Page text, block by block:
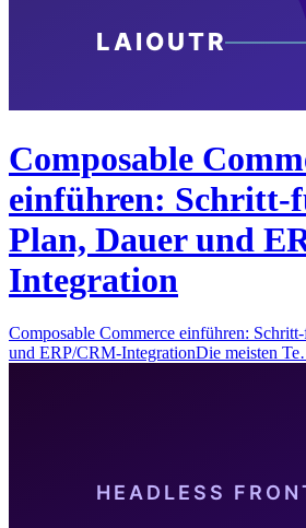
Composable
einführen: Schritt-
Plan, Dauer und
Integration
Composable Commerce einführen:
und ERP/CRM-IntegrationDie meisten